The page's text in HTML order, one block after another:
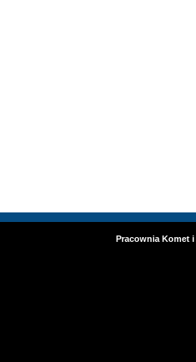
Pracownia Komet